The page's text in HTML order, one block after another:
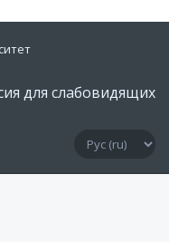
для слабовидящих